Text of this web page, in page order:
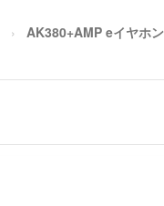
AK380+AMP eイヤホ